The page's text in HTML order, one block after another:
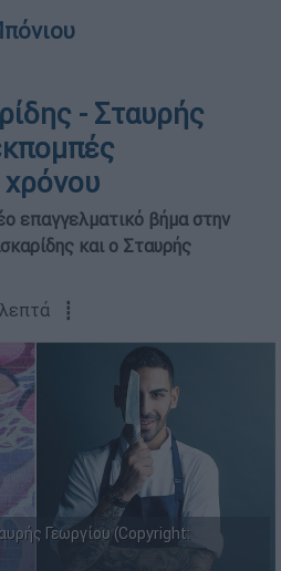
- Σταυρής
χρόνου
επαγγελματικό βήμα στην
και ο Σταυρής
λεπτά ┋
Γεωργίου (Copyright: